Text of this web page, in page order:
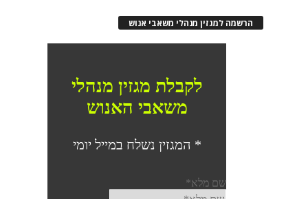
הרשמה למגזין מנהלי משאבי אנוש